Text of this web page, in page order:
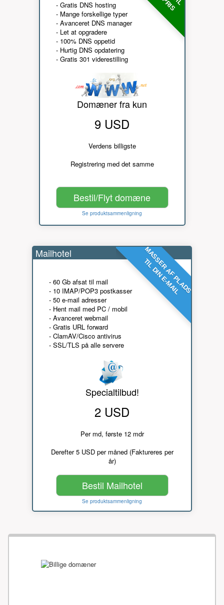
- Gratis DNS hosting
- Mange forskellige typer
- Avanceret DNS manager
- Let at opgradere
- 100% DNS oppetid
- Hurtig DNS opdatering
- Gratis 301 viderestilling
Domæner fra kun
9 USD
Verdens billigste
Registrering med det samme
Bestil/Flyt domæne
Se produktsammenligning
MASSER AF PLADS
TIL DIN E-MAIL
Mailhotel
- 60 Gb afsat til mail
- 10 IMAP/POP3 postkasser
- 50 e-mail adresser
- Hent mail med PC / mobil
- Avanceret webmail
- Gratis URL forward
- ClamAV/Cisco antivirus
- SSL/TLS på alle servere
Specialtilbud!
2 USD
Per md, første 12 mdr
Derefter 5 USD per måned (Faktureres per
år)
Bestil Mailhotel
Se produktsammenligning